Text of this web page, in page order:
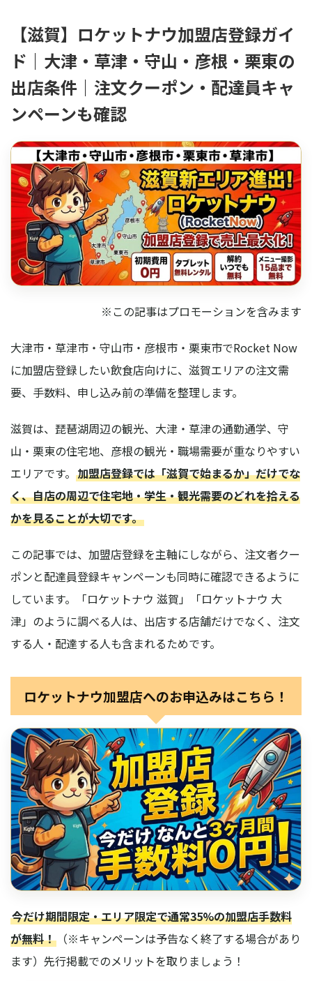
【滋賀】ロケットナウ加盟店登録ガイ
ド｜大津・草津・守山・彦根・栗東の
出店条件｜注文クーポン・配達員キャ
ンペーンも確認
※この記事はプロモーションを含みます
大津市・草津市・守山市・彦根市・栗東市でRocket Now
に加盟店登録したい飲食店向けに、滋賀エリアの注文需
要、手数料、申し込み前の準備を整理します。
滋賀は、琵琶湖周辺の観光、大津・草津の通勤通学、守
山・栗東の住宅地、彦根の観光・職場需要が重なりやすい
エリアです。 加盟店登録では「滋賀で始まるか」だけでな
く、自店の周辺で住宅地・学生・観光需要のどれを拾える
かを見ることが大切です。
この記事では、加盟店登録を主軸にしながら、注文者クー
ポンと配達員登録キャンペーンも同時に確認できるように
しています。「ロケットナウ 滋賀」「ロケットナウ 大
津」のように調べる人は、出店する店舗だけでなく、注文
する人・配達する人も含まれるためです。
ロケットナウ加盟店へのお申込みはこちら！
今だけ期間限定・エリア限定で通常35%の加盟店手数料
が無料！ （※キャンペーンは予告なく終了する場合があり
ます） 先行掲載でのメリットを取りましょう！